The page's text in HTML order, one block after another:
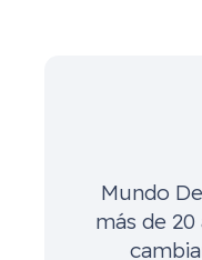
Mundo
más de